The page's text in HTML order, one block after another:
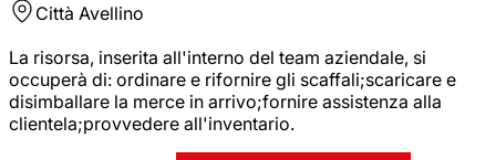
Città Avellino
La risorsa, inserita all'interno del team aziendale, si
occuperà di: ordinare e rifornire gli scaffali;scaricare e
disimballare la merce in arrivo;fornire assistenza alla
clientela;provvedere all'inventario.